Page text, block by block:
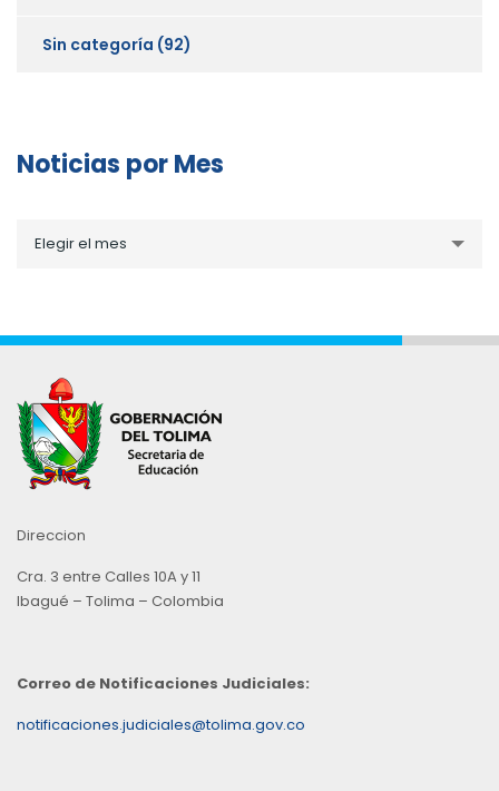
Sin categoría (92)
Noticias por Mes
porElegir el mes
Direccion
Cra. 3 entre Calles 10A y 11
Ibagué – Tolima – Colombia
Correo de Notificaciones Judiciales:
notificaciones.judiciales@tolima.gov.co